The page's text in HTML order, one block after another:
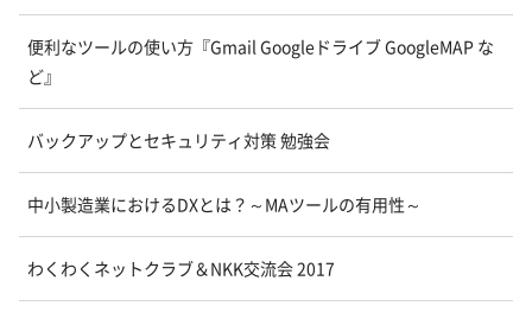
便利なツールの使い方『Gmail Googleドライブ GoogleMAP な
ど』
バックアップとセキュリティ対策 勉強会
中小製造業におけるDXとは？～MAツールの有用性～
わくわくネットクラブ＆NKK交流会 2017